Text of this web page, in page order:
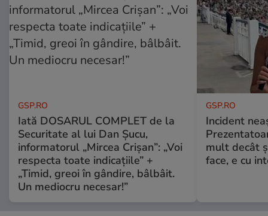
GSP.RO
Iată DOSARUL COMPLET de la
Securitate al lui Dan Șucu,
informatorul „Mircea Crișan”: „Voi
respecta toate indicațiile” +
„Timid, greoi în gândire, bâlbâit.
Un mediocru necesar!”
GSP.RO
Incident
mult decât
face, e cu